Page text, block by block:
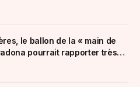
de la Espriella, nouveau
le ballon de la « main de
pourrait rapporter très